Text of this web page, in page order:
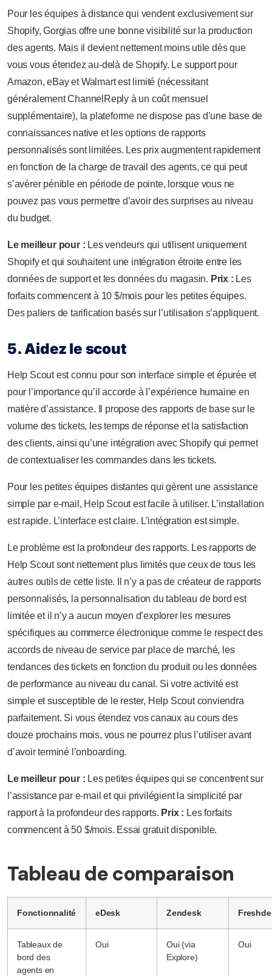
Pour les équipes à distance qui vendent exclusivement sur
Shopify, Gorgias offre une bonne visibilité sur la production
des agents. Mais il devient nettement moins utile dès que
vous vous étendez au-delà de Shopify. Le support pour
Amazon, eBay et Walmart est limité (nécessitant
généralement ChannelReply à un coût mensuel
supplémentaire), la plateforme ne dispose pas d’une base de
connaissances native et les options de rapports
personnalisés sont limitées. Les prix augmentent rapidement
en fonction de la charge de travail des agents, ce qui peut
s’avérer pénible en période de pointe, lorsque vous ne
pouvez pas vous permettre d’avoir des surprises au niveau
du budget.
Le meilleur pour : Les vendeurs qui utilisent uniquement
Shopify et qui souhaitent une intégration étroite entre les
données de support et les données du magasin. Prix : Les
forfaits commencent à 10 $/mois pour les petites équipes.
Des paliers de tarification basés sur l’utilisation s’appliquent.
5. Aidez le scout
Help Scout est connu pour son interface simple et épurée et
pour l’importance qu’il accorde à l’expérience humaine en
matière d’assistance. Il propose des rapports de base sur le
volume des tickets, les temps de réponse et la satisfaction
des clients, ainsi qu’une intégration avec Shopify qui permet
de contextualiser les commandes dans les tickets.
Pour les petites équipes distantes qui gèrent une assistance
simple par e-mail, Help Scout est facile à utiliser. L’installation
est rapide. L’interface est claire. L’intégration est simple.
Le problème est la profondeur des rapports. Les rapports de
Help Scout sont nettement plus limités que ceux de tous les
autres outils de cette liste. Il n’y a pas de créateur de rapports
personnalisés, la personnalisation du tableau de bord est
limitée et il n’y a aucun moyen d’explorer les mesures
spécifiques au commerce électronique comme le respect des
accords de niveau de service par place de marché, les
tendances des tickets en fonction du produit ou les données
de performance au niveau du canal. Si votre activité est
simple et susceptible de le rester, Help Scout conviendra
parfaitement. Si vous étendez vos canaux au cours des
douze prochains mois, vous ne pourrez plus l’utiliser avant
d’avoir terminé l’onboarding.
Le meilleur pour : Les petites équipes qui se concentrent sur
l’assistance par e-mail et qui privilégient la simplicité par
rapport à la profondeur des rapports. Prix : Les forfaits
commencent à 50 $/mois. Essai gratuit disponible.
Tableau de comparaison
Fonctionnalité eDesk Zendesk
Tableaux de
bord des
agents en
Oui
Oui (via
Explore)
Oui